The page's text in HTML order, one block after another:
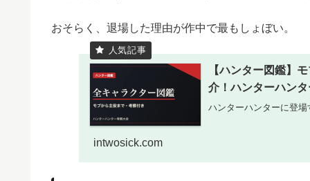
おそらく、退場した理由が作中で最もしょぼい。
【ハンター図鑑】
介！ハンターハンタ
ハンターハンターに登
intwosick.com